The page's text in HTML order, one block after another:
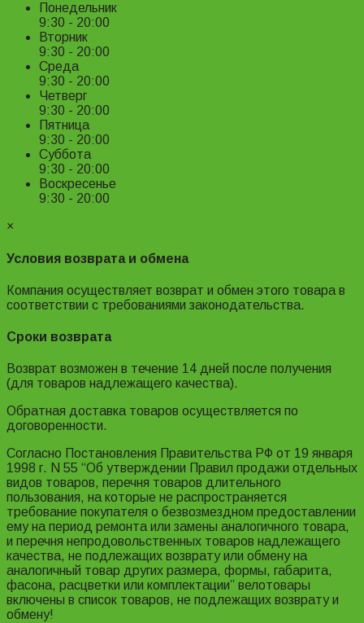
Понедельник
9:30 - 20:00
Вторник
9:30 - 20:00
Среда
9:30 - 20:00
Четверг
9:30 - 20:00
Пятница
9:30 - 20:00
Суббота
9:30 - 20:00
Воскресенье
9:30 - 20:00
×
Условия возврата и обмена
Компания осуществляет возврат и обмен этого товара в
соответствии с требованиями законодательства.
Сроки возврата
Возврат возможен в течение 14 дней после получения
(для товаров надлежащего качества).
Обратная доставка товаров осуществляется по
договоренности.
Согласно Постановления Правительства РФ от 19 января
1998 г. N 55 “Об утверждении Правил продажи отдельных
видов товаров, перечня товаров длительного
пользования, на которые не распространяется
требование покупателя о безвозмездном предоставлении
ему на период ремонта или замены аналогичного товара,
и перечня непродовольственных товаров надлежащего
качества, не подлежащих возврату или обмену на
аналогичный товар других размера, формы, габарита,
фасона, расцветки или комплектации” велотовары
включены в список товаров, не подлежащих возврату и
обмену!